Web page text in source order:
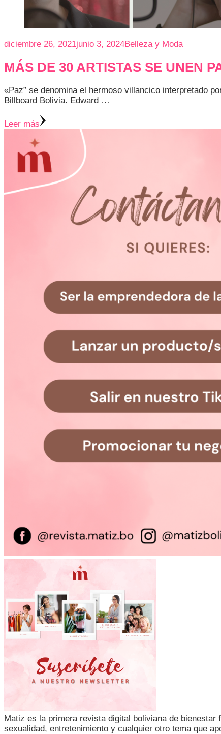
diciembre 26, 2021junio 3, 2024Belleza y Moda
MÁS DE 30 ARTISTAS SE UNEN
«Paz” se denomina el hermoso villancico interpretado
Billboard Bolivia. Edward …
Leer más
Matiz es la primera revista digital boliviana de
sexualidad, entretenimiento y cualquier otro tema que